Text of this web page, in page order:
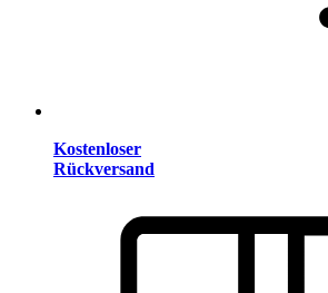
Kostenloser
Rückversand